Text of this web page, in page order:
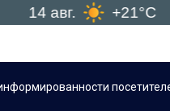
14 авг. +21°C